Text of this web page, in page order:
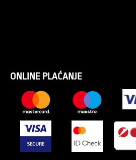
ONLINE PLAĆANJE